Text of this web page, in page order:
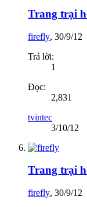
Trang trại
firefly, 30/9/12
Trả lời:
1
Đọc:
2,831
tvintec
3/10/12
Trang trại
firefly, 30/9/12